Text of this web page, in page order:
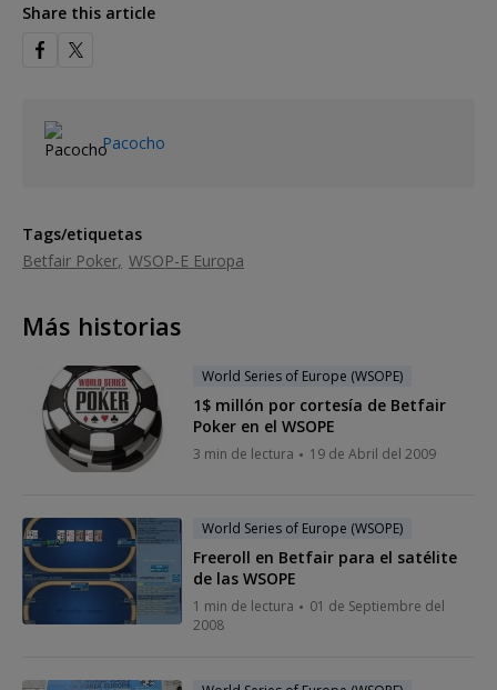
Share this article
Pacocho
Tags/etiquetas
Betfair Poker WSOP-E Europa
Más historias
World Series of Europe (WSOPE)
1$ millón por cortesía de Betfair
Poker en el WSOPE
3 min de lectura 19 de Abril del 2009
World Series of Europe (WSOPE)
Freeroll en Betfair para el satélite
de las WSOPE
1 min de lectura
01 de Septiembre del
2008